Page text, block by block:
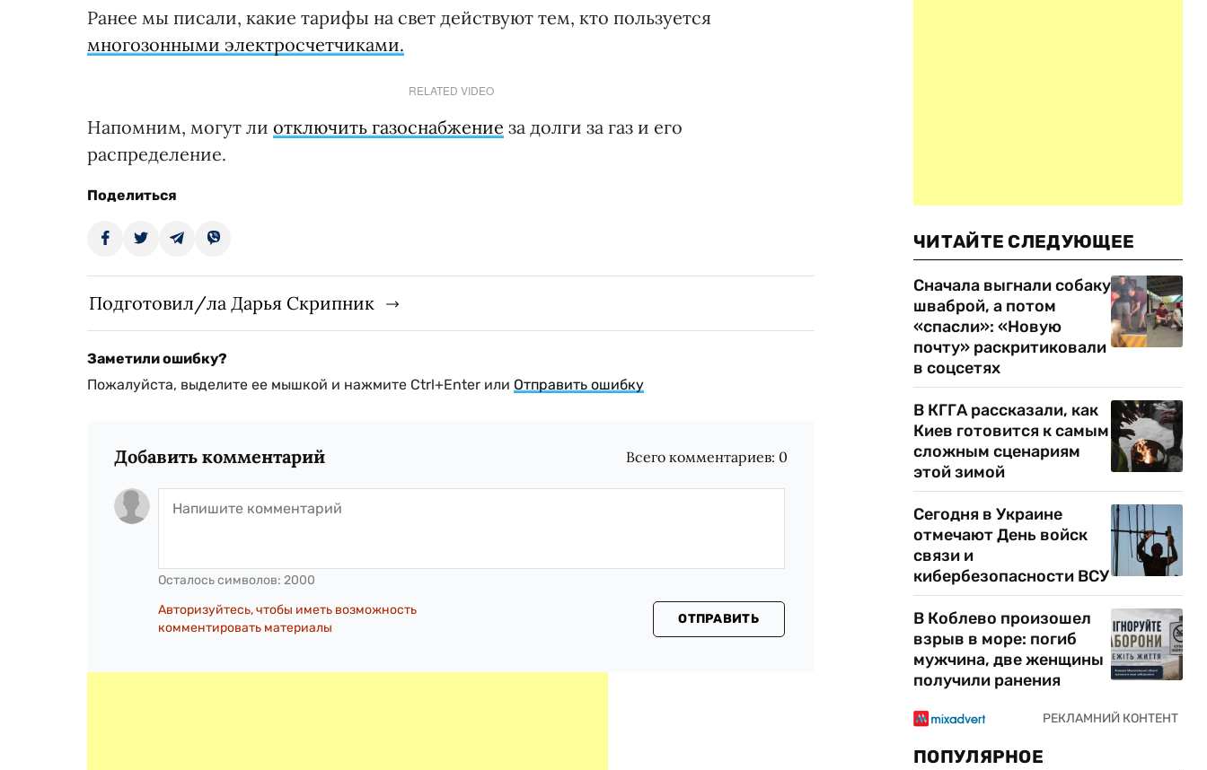
Ранее мы писали, какие тарифы на свет действуют тем, кто пользуется
многозонными электросчетчиками.
RELATED VIDEO
Напомним, могут ли отключить газоснабжение за долги за газ и его
распределение.
Поделиться
Подготовил/ла Дарья Скрипник
Заметили ошибку?
Пожалуйста, выделите ее мышкой и нажмите Ctrl+Enter или Отправить ошибку
Добавить комментарий Всего комментариев: 0
Осталось символов: 2000
Авторизуйтесь, чтобы иметь возможность
комментировать материалы
ОТПРАВИТЬ
ЧИТАЙТЕ СЛЕДУЮЩЕЕ
Сначала выгнали собаку
шваброй, а потом
«спасли»: «Новую
почту» раскритиковали
в соцсетях
В КГГА рассказали, как
Киев готовится к самым
сложным сценариям
этой зимой
Сегодня в Украине
отмечают День войск
связи и
кибербезопасности ВСУ
В Коблево произошел
взрыв в море: погиб
мужчина, две женщины
получили ранения
ПОПУЛЯРНОЕ